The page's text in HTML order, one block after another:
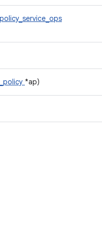
*ap)